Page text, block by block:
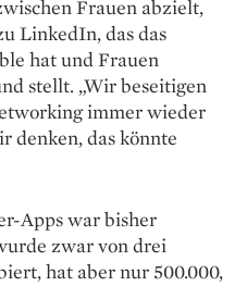
Frauen abzielt,
Linked­In, das das
hat und Frauen
stellt. „Wir beseitigen
immer wieder
denken, das könnte
Apps war bisher
zwar von drei
hat aber nur 500.000,